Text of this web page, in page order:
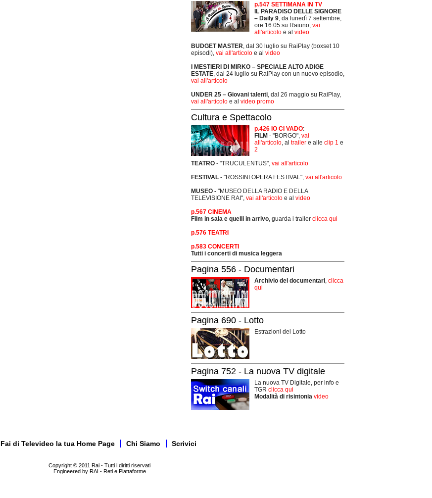
p.547 SETTIMANA IN TV
IL PARADISO DELLE SIGNORE
– Daily 9 , da lunedì 7 settembre,
ore 16:05 su Raiuno, vai
all'articolo e al video
BUDGET MASTER , dal 30 luglio su RaiPlay (boxset 10
episodi), vai all'articolo e al video
I MESTIERI DI MIRKO – SPECIALE ALTO ADIGE
ESTATE , dal 24 luglio su RaiPlay con un nuovo episodio,
vai all'articolo
UNDER 25 – Giovani talenti , dal 26 maggio su RaiPlay,
vai all'articolo e al video promo
Cultura e Spettacolo
p.426 IO CI VADO:
FILM - "BORGO", vai
all'articolo , al trailer e alle clip 1 e
2
TEATRO - "TRUCULENTUS", vai all'articolo
FESTIVAL - "ROSSINI OPERA FESTIVAL", vai all'articolo
MUSEO - "MUSEO DELLA RADIO E DELLA
TELEVISIONE RAI", vai all'articolo e al video
p.567 CINEMA
Film in sala e quelli in arrivo , guarda i trailer clicca qui
p.576 TEATRI
p.583 CONCERTI
Tutti i concerti di musica leggera
Pagina 556 - Documentari
Archivio dei documentari clicca
qui
Pagina 690 - Lotto
Estrazioni del Lotto
Pagina 752 - La nuova TV digitale
La nuova TV Digitale, per info e
TGR clicca qui
Modalità di risintonia video
Fai di Televideo la tua Home Page Chi Siamo Scrivici
Copyright © 2011 Rai - Tutti i diritti riservati
Engineered by RAI - Reti e Piattaforme